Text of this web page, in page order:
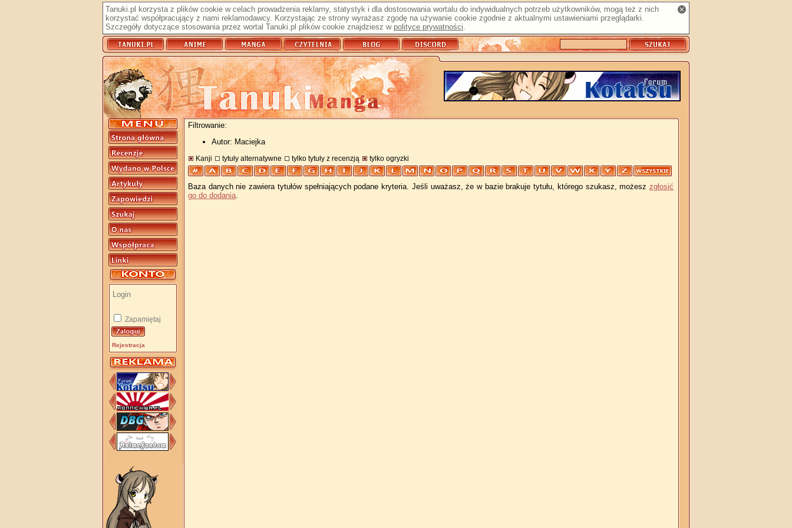
Tanuki.pl korzysta z plików cookie w celach prowadzenia reklamy, statystyk i dla dostosowania wortalu do indywidualnych potrzeb użytkowników, mogą też z nich
korzystać współpracujący z nami reklamodawcy. Korzystając ze strony wyrażasz zgodę na używanie cookie zgodnie z aktualnymi ustawieniami przeglądarki.
Szczegóły dotyczące stosowania przez wortal Tanuki.pl plików cookie znajdziesz w polityce prywatności.
Zapamiętaj
Rejestracja
Filtrowanie:
Autor: Maciejka
Kanji tytuły alternatywne tylko tytuły z recenzją tylko ogryzki
Baza danych nie zawiera tytułów spełniających podane kryteria. Jeśli uważasz, że w bazie brakuje tytułu, którego szukasz, możesz zgłosić
go do dodania.